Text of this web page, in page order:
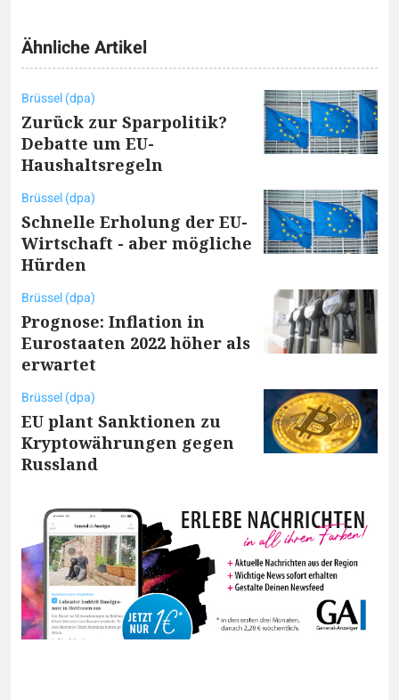
Ähnliche Artikel
Brüssel (dpa)
Zurück zur Sparpolitik?
Debatte um EU-
Haushaltsregeln
Brüssel (dpa)
Schnelle Erholung der EU-
Wirtschaft - aber mögliche
Hürden
Brüssel (dpa)
Prognose: Inflation in
Eurostaaten 2022 höher als
erwartet
Brüssel (dpa)
EU plant Sanktionen zu
Kryptowährungen gegen
Russland